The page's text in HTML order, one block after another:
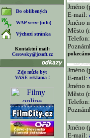
Do oblíbených
WAP verze (info)
Výchozí stránka
Kontaktní mail:
Cerovsky@jcsoft.cz
Zde může být
VAŠE reklama !
Jméno
E-mail:
Jméno
Město
Telefon:
Jméno
E-mail:
Jméno
Město
Telefon:
Jméno
E-mail: